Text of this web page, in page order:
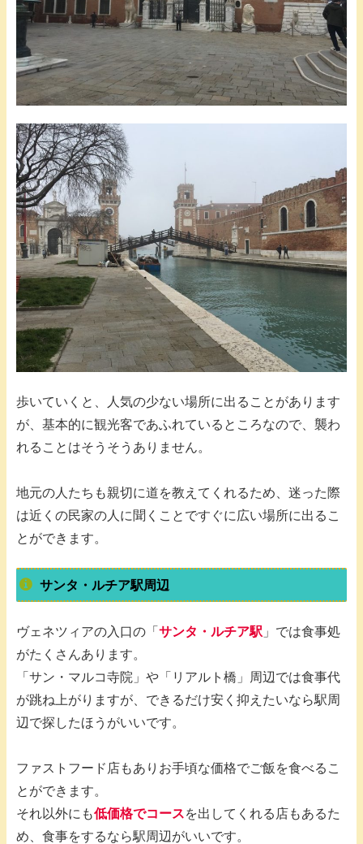
歩いていくと、人気の少ない場所に出ることがあります
が、基本的に観光客であふれているところなので、襲わ
れることはそうそうありません。
地元の人たちも親切に道を教えてくれるため、迷った際
は近くの民家の人に聞くことですぐに広い場所に出るこ
とができます。
サンタ・ルチア駅周辺
ヴェネツィアの入口の「 サンタ・ルチア駅 」では食事処
がたくさんあります。
「サン・マルコ寺院」や「リアルト橋」周辺では食事代
が跳ね上がりますが、できるだけ安く抑えたいなら駅周
辺で探したほうがいいです。
ファストフード店もありお手頃な価格でご飯を食べるこ
とができます。
それ以外にも低価格でコースを出してくれる店もあるた
め、食事をするなら駅周辺がいいです。